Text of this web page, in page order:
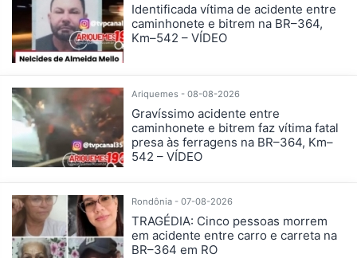
Identificada vítima de acidente entre
caminhonete e bitrem na BR–364,
Km–542 – VÍDEO
Ariquemes - 08-08-2026
Gravíssimo acidente entre
caminhonete e bitrem faz vítima fatal
presa às ferragens na BR–364, Km–
542 – VÍDEO
Rondônia - 07-08-2026
TRAGÉDIA: Cinco pessoas morrem
em acidente entre carro e carreta na
BR–364 em RO